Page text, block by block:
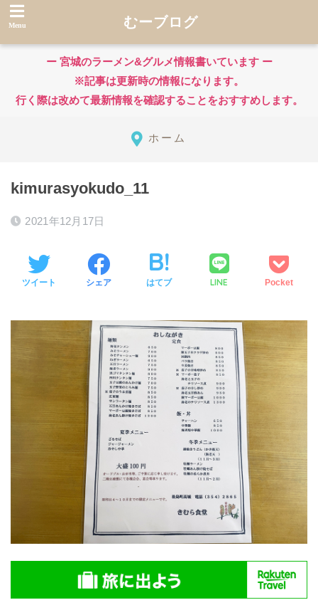
むーブログ
ー 宮城のラーメン&グルメ情報書いています ー
※記事は更新時の情報になります。
行く際は改めて最新情報を確認することをおすすめします。
ホーム
kimurasyokudo_11
2021年12月17日
ツイート シェア はてブ LINE Pocket